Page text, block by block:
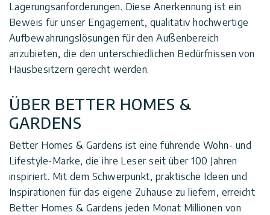
Lagerungsanforderungen. Diese Anerkennung ist ein
Beweis für unser Engagement, qualitativ hochwertige
Aufbewahrungslösungen für den Außenbereich
anzubieten, die den unterschiedlichen Bedürfnissen von
Hausbesitzern gerecht werden.
ÜBER BETTER HOMES &
GARDENS
Better Homes & Gardens ist eine führende Wohn- und
Lifestyle-Marke, die ihre Leser seit über 100 Jahren
inspiriert. Mit dem Schwerpunkt, praktische Ideen und
Inspirationen für das eigene Zuhause zu liefern, erreicht
Better Homes & Gardens jeden Monat Millionen von